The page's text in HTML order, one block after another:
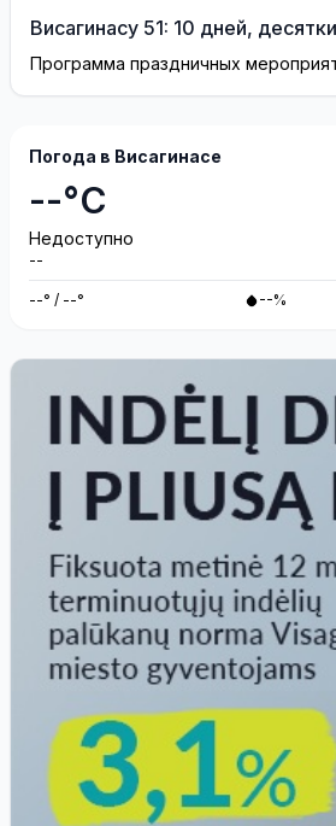
Висагинасу 51: 10 дней,
Программа праздничных
Погода в Висагинасе
--°C
Недоступно
--
--° / --° --%